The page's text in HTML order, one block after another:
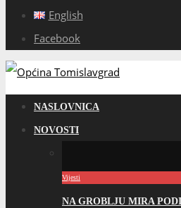
English
Facebook
NASLOVNICA
NOVOSTI
Vijesti
NA GROBLJU MIRA